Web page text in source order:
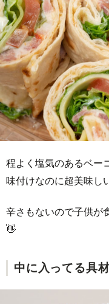
程よく塩気のあるベー
味付けなのに超美味し
辛さもないので子供が
👋
中に入ってる具